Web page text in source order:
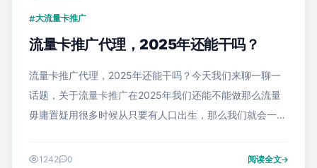
大流量卡推广
流量卡推广代理，2025年还能干吗？
流量卡推广代理，2025年还能干吗？今天我们来聊一聊一
话题，关于流量卡推广在2025年我们还能不能做那么流量
毋庸置疑用很多时候从只要有人口出生，那么我们就会一直
基本上都不够用，普遍的话。就
1242 0 阅读全文